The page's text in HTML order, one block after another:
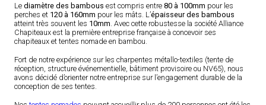
Le diamètre des bambous est compris entre 80 à 100mm pour les
perches et 120 à 160mm pour les mâts. L’épaisseur des bambous
atteint très souvent les 10mm . Avec cette robustesse la société Alliance
Chapiteaux est la première entreprise française à concevoir ses
chapiteaux et tentes nomade en bambou.
Fort de notre expérience sur les charpentes métallo-textiles (tente de
réception, structure événementielle, bâtiment provisoire ou NV65), nous
avons décidé d’orienter notre entreprise sur l’engagement durable de la
conception de ses tentes.